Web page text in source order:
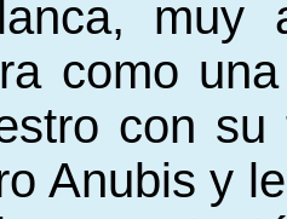
muy
como
con
Anubis y